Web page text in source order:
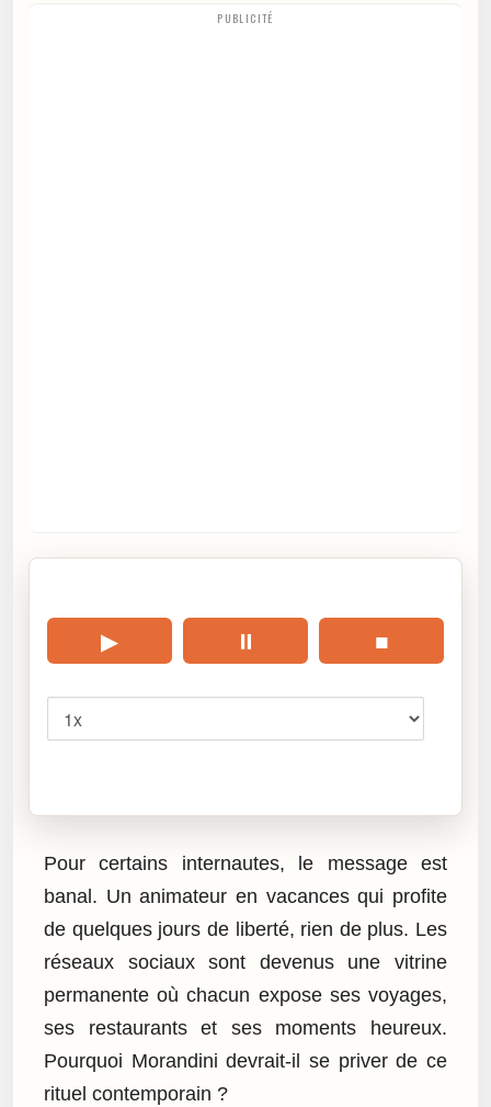
PUBLICITÉ
▶ ⏸ ■
Pour certains internautes, le message est
banal. Un animateur en vacances qui profite
de quelques jours de liberté, rien de plus. Les
réseaux sociaux sont devenus une vitrine
permanente où chacun expose ses voyages,
ses restaurants et ses moments heureux.
Pourquoi Morandini devrait-il se priver de ce
rituel contemporain ?